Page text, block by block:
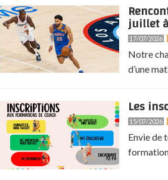
juillet
17/07/2026
Notre
d’une
Les
15/07/2026
Envie de